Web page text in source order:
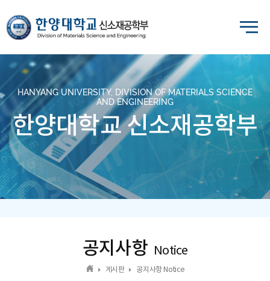
HANYANG UNIVERSITY, DIVISION OF MATERIALS SCIENCE
AND ENGINEERING
한양대학교 신소재공학부
공지사항 Notice
게시판 공지사항 Notice